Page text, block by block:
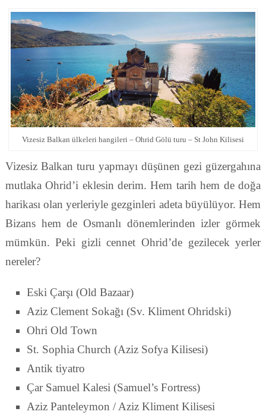
Vizesiz Balkan ülkeleri hangileri – Ohrid Gölü turu – St John Kilisesi
Vizesiz Balkan turu yapmayı düşünen gezi güzergahına
mutlaka Ohrid’i eklesin derim. Hem tarih hem de doğa
harikası olan yerleriyle gezginleri adeta büyülüyor. Hem
Bizans hem de Osmanlı dönemlerinden izler görmek
mümkün. Peki gizli cennet Ohrid’de gezilecek yerler
nereler?
Eski Çarşı (Old Bazaar)
Aziz Clement Sokağı (Sv. Kliment Ohridski)
Ohri Old Town
St. Sophia Church (Aziz Sofya Kilisesi)
Antik tiyatro
Çar Samuel Kalesi (Samuel’s Fortress)
Aziz Panteleymon / Aziz Kliment Kilisesi